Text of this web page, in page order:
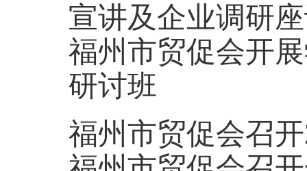
宣讲及企业调研
福州市贸促会开
研讨班
福州市贸促会召